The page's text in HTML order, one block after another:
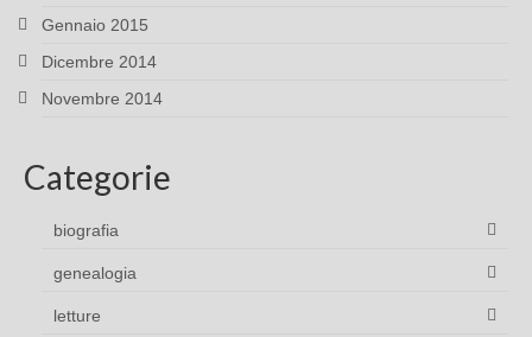
Gennaio 2015
Dicembre 2014
Novembre 2014
Categorie
biografia
genealogia
letture